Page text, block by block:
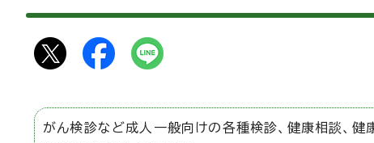
がん検診など成人一般向けの各種検診、健康相談、